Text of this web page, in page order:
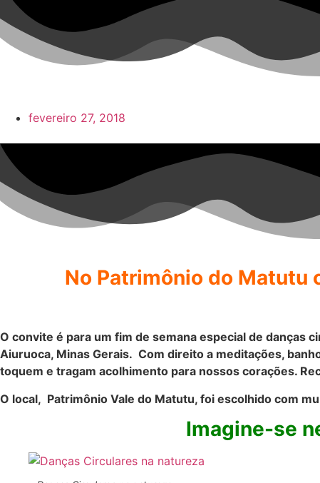
fevereiro 27, 2018
No Patrimônio do Matutu
O convite é para um fim de semana especial de danças
Aiuruoca, Minas Gerais. Com direito a meditações,
toquem e tragam acolhimento para nossos corações.
O local, Patrimônio Vale do Matutu, foi escolhido com
Imagine-se